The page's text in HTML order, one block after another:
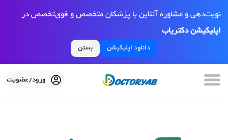
نوبت‌دهی و مشاوره آنلاین با پزشکان متخصص و فوق‌تخصص در
اپلیکیشن دکتریاب
دانلود اپلیکیشن بستن
ورود/عضویت